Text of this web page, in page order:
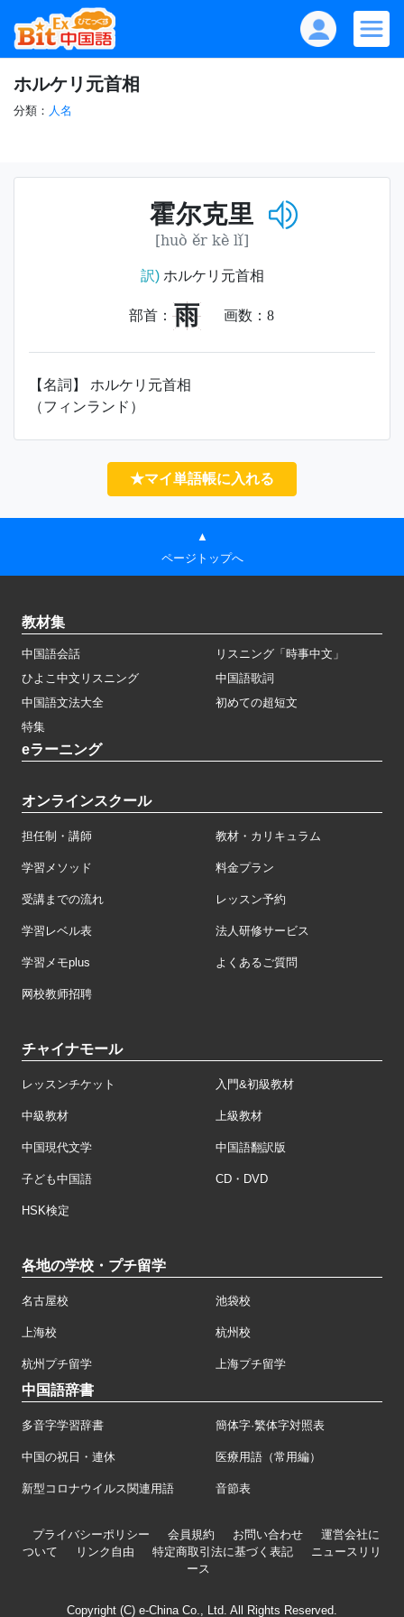
ホルケリ元首相
分類： 人名
霍尔克里
[huò ěr kè lǐ]
訳)ホルケリ元首相
部首： 雨 画数： 8
【名詞】 ホルケリ元首相
（フィンランド）
★マイ単語帳に入れる
▲
ページトップへ
教材集
中国語会話
リスニング「時事中文」
ひよこ中文リスニング
中国語歌詞
中国語文法大全
初めての超短文
特集
eラーニング
オンラインスクール
担任制・講師 教材・カリキュラム
学習メソッド 料金プラン
受講までの流れ レッスン予約
学習レベル表 法人研修サービス
学習メモplus よくあるご質問
网校教师招聘
チャイナモール
レッスンチケット 入門&初級教材
中級教材 上級教材
中国現代文学 中国語翻訳版
子ども中国語 CD・DVD
HSK検定
各地の学校・プチ留学
名古屋校 池袋校
上海校 杭州校
杭州プチ留学 上海プチ留学
中国語辞書
多音字学習辞書 簡体字·繁体字対照表
中国の祝日・連休 医療用語（常用編）
新型コロナウイルス関連用語 音節表
プライバシーポリシー 会員規約 お問い合わせ
運営会社に
ついて
リンク自由 特定商取引法に基づく表記
ニュースリリ
ース
Copyright (C) e-China Co., Ltd. All Rights Reserved.